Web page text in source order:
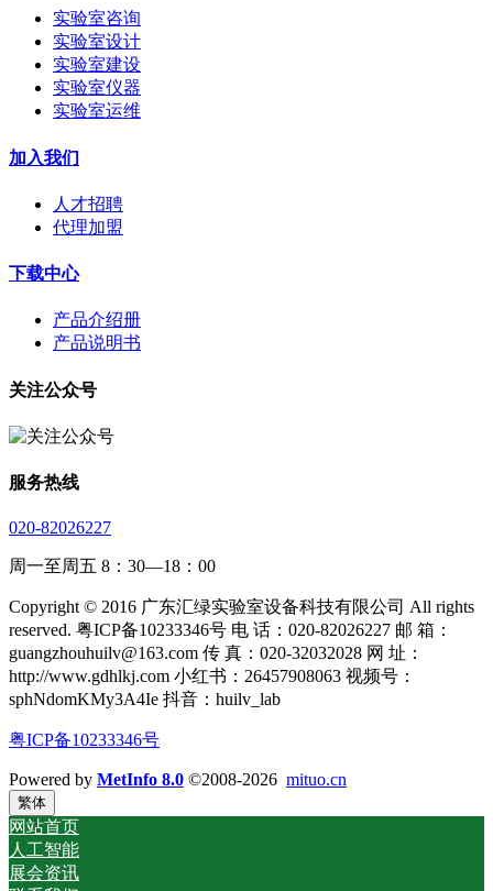
实验室咨询
实验室设计
实验室建设
实验室仪器
实验室运维
加入我们
人才招聘
代理加盟
下载中心
产品介绍册
产品说明书
关注公众号
服务热线
020-82026227
周一至周五 8：30—18：00
Copyright © 2016 广东汇绿实验室设备科技有限公司 All rights
reserved. 粤ICP备10233346号 电 话：020-82026227 邮 箱：
guangzhouhuilv@163.com 传 真：020-32032028 网 址：
http://www.gdhlkj.com 小红书：26457908063 视频号：
sphNdomKMy3A4Ie 抖音：huilv_lab
粤ICP备10233346号
Powered by MetInfo 8.0 ©2008-2026 mituo.cn
繁体
网站首页
人工智能
展会资讯